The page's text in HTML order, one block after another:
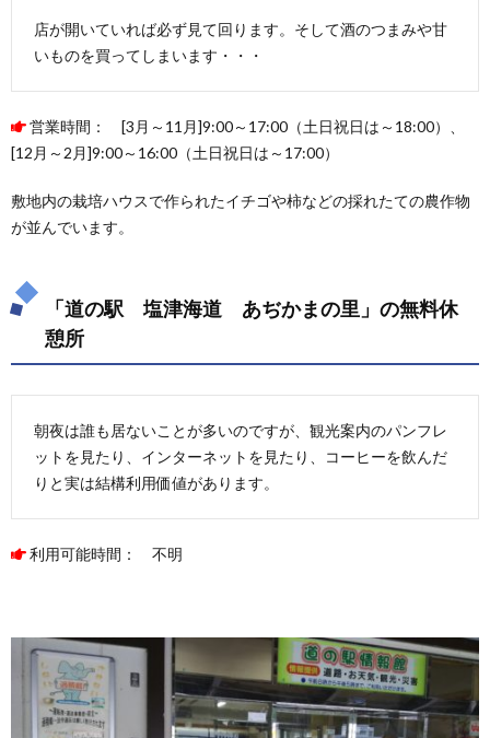
店が開いていれば必ず見て回ります。そして酒のつまみや甘
いものを買ってしまいます・・・
営業時間： [3月～11月]9:00～17:00（土日祝日は～18:00）、
[12月～2月]9:00～16:00（土日祝日は～17:00）
敷地内の栽培ハウスで作られたイチゴや柿などの採れたての農作物
が並んでいます。
「道の駅 塩津海道 あぢかまの里」の無料休
憩所
朝夜は誰も居ないことが多いのですが、観光案内のパンフレ
ットを見たり、インターネットを見たり、コーヒーを飲んだ
りと実は結構利用価値があります。
利用可能時間： 不明